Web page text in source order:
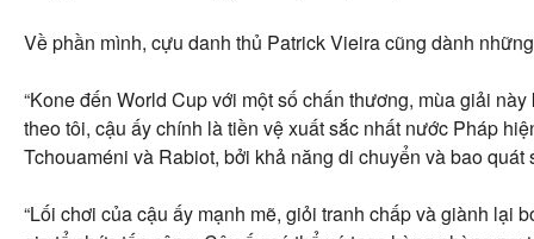
Về phần mình, cựu danh thủ Patrick Vieira cũng dành
“Kone đến World Cup với một số chấn thương, mùa giải
theo tôi, cậu ấy chính là tiền vệ xuất sắc nhất nước Pháp
Tchouaméni và Rabiot, bởi khả năng di chuyển và bao quát
“Lối chơi của cậu ấy mạnh mẽ, giỏi tranh chấp và giành lại